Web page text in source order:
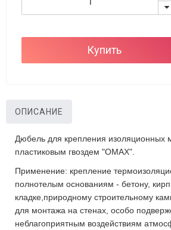
Купить
ОПИСАНИЕ
Дюбель для крепления изоляционных
пластиковым гвоздем "OMAX".
Применение: крепление
полнотелым основаниям - бетону,
кладке,природному строительному
для монтажа на стенах, особо
неблагоприятным воздействиям